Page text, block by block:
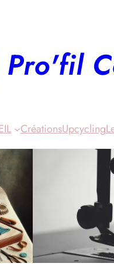
Pro'fil
CréationsUpcycling